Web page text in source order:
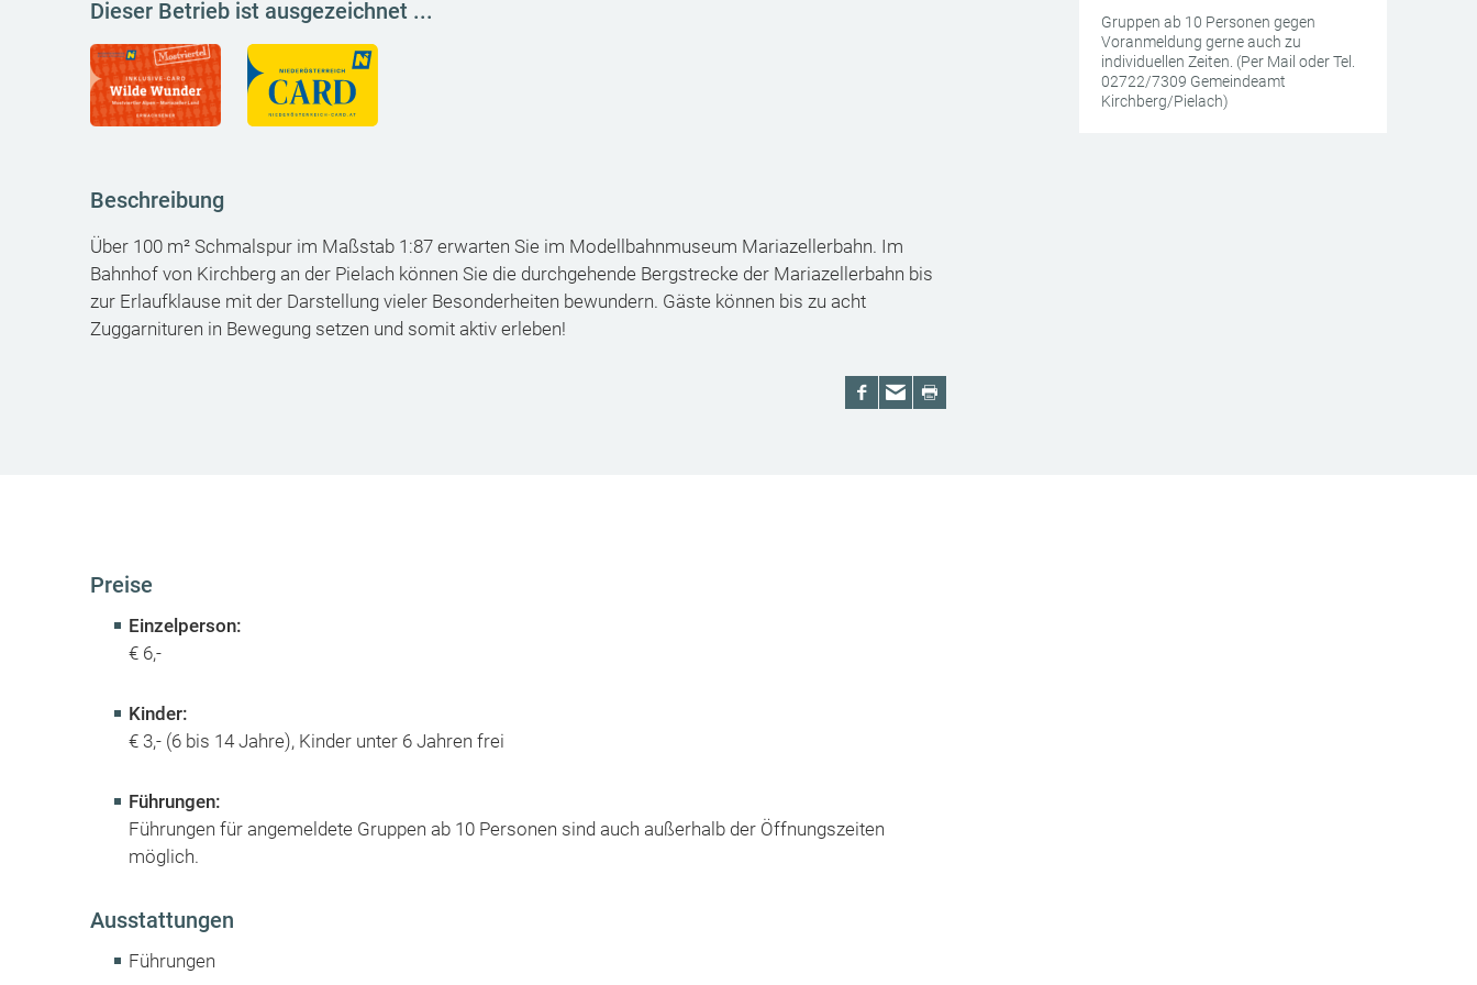
Dieser Betrieb ist ausgezeichnet ...
Beschreibung
Über 100 m² Schmalspur im Maßstab 1:87 erwarten Sie im Modellbahnmuseum Mariazellerbahn. Im
Bahnhof von Kirchberg an der Pielach können Sie die durchgehende Bergstrecke der Mariazellerbahn bis
zur Erlaufklause mit der Darstellung vieler Besonderheiten bewundern. Gäste können bis zu acht
Zuggarnituren in Bewegung setzen und somit aktiv erleben!
Gruppen ab 10 Personen gegen
Voranmeldung gerne auch zu
individuellen Zeiten. (Per Mail oder Tel.
02722/7309 Gemeindeamt
Kirchberg/Pielach)
Preise
Einzelperson:
€ 6,-
Kinder:
€ 3,- (6 bis 14 Jahre), Kinder unter 6 Jahren frei
Führungen:
Führungen für angemeldete Gruppen ab 10 Personen sind auch außerhalb der Öffnungszeiten
möglich.
Ausstattungen
Führungen